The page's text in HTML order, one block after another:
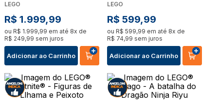
LEGO
R$ 1.999,99
ou R$ 1.999,99 em até 8x de
R$ 249,99 sem juros
Adicionar ao Carrinho
LEGO
R$ 599,99
ou R$ 599,99 em até 8x de
R$ 74,99 sem juros
Adicionar ao Carrinho